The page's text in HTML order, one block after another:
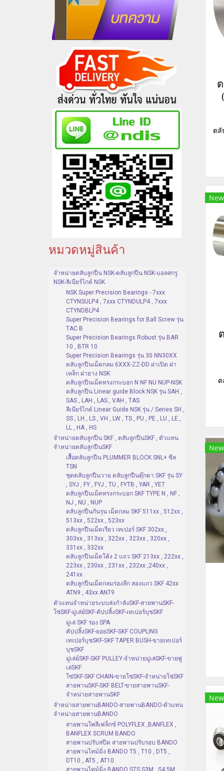
ตลั
New
ต
New
New
หมวดหมู่สินค้า
จำหน่ายตลับลูกปืน NSK-ตลับลูกปืน NSK-บอลสกรู
NSK-ลิเนียร์ไกด์ NSK
NSK Super Precision Bearings - 7xxx
CTYNSULP4 , 7xxx CTYNDULP4 , 7xxx
CTYNDBLP4
Super Precision Bearings for Ball Screw รุ่น
TAC B
Super Precision Bearings Robust รุ่น BAR
10 , BTR 10
Super Precision Bearings รุ่น 30 NN30XX
ตลับลูกปืนเม็ดกลม 6XXX-ZZ-DD ฝาเปิด ฝา
เหล็ก ฝายาง NSK
ตลับลูกปืนเม็ดทรงกระบอก N NF NU NUP-NSK
ตลับลูกปืน Linear guide Block NSK รุ่น SAH ,
SAS , LAH , LAS , VAH , TAS
ลีเนียร์ไกด์ Linear Guide NSK รุ่น / Series SH ,
SS , LH , LS , VH , LW , TS , PU , PE , LU , LE ,
LL , HA , HS
จำหน่ายตลับลูกปืน SKF , ตลับลูกปืนSKF , ตัวแทน
จำหน่ายตลับลูกปืนSKF
เสื้อตลับลูกปืน PLUMMER BLOCK SNL+ ซีล
TSN
ชุดตลับลูกปืนวาย ตลับลูกปืนตุ๊กตา SKF รุ่น SY
, SYJ , FY , FYJ , TU , FYTB , YAR , YET
ตลับลูกปืนเม็ดทรงกระบอก SKF TYPE N , NF ,
NJ , NU , NUP
ตลับลูกปืนกันรุน เม็ดกลม SKF 511xx , 512xx ,
513xx , 522xx , 523xx
ตลับลูกปืนเม็ดเรียว เทเปอร์ SKF 302xx ,
303xx , 313xx , 322xx , 323xx , 320xx ,
331xx , 332xx
ตลับลูกปืนเม็ดโค้ง 2 แถว SKF 213xx , 222xx ,
223xx , 230xx , 231xx , 232xx ,240xx ,
241xx
ตลับลูกปืนเม็ดกลมร่องลึก สองแถว SKF 42xx
ATN9 , 43xx ANT9
ตัวแทนจำหน่ายระบบส่งกำลังSKF-สายพานSKF-
โซ่SKF-มู่เล่ย์SKF-คัปปลิ้งSKF-เทเปอร์บุชSKF
มู่เล่ SKF ร่อง SPA
คัปปลิ้งSKF-ยอยSKF-SKF COUPLING
เทเปอร์บุชSKF-SKF TAPER BUSH-ขายเทเปอร์
บุชSKF
มู่เล่ย์SKF-SKF PULLEY-จำหน่ายมู่เล่SKF-ขายพู่
เล่SKF
โซ่SKF-SKF CHAIN-ขายโซ่SKF-จำหน่ายโซ่SKF
สายพานSKF-SKF BELT-ขายสายพานSKF-
จำหน่ายสายพานSKF
จำหน่ายสายพานBANDO-สายพานBANDO-ตัวแทน
จำหน่ายสายพานBANDO
สายพานโพลีเฟล็กซ์ POLYFLEX ,BANFLEX ,
BANFLEX SCRUM BANDO
สายพานปรับสปีด สายพานปรับรอบ BANDO
สายพานไทม์มิ่ง BANDO T5 , T10 , DT5 ,
DT10 , AT5 , AT10
สายพานไทม์มิ่ง BANDO STS S3M , S4.5M ,